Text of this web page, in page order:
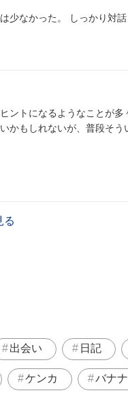
少なかった。 しっかり対
ントになるようなことが多
かもしれないが、普段そ
る
出会い 日記
ケンカ バナナ